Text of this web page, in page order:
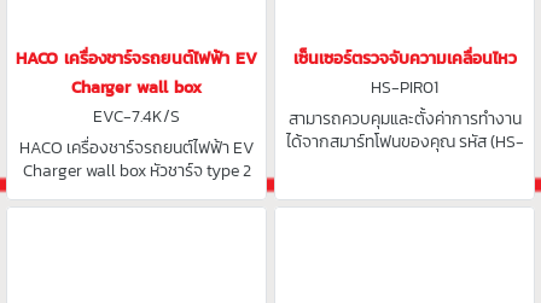
HACO เครื่องชาร์จรถยนต์ไฟฟ้า EV
Charger wall box
EVC-7.4K/S
HACO เครื่องชาร์จรถยนต์ไฟฟ้า EV
Charger wall box หัวชาร์จ type 2
7.4 kW รุ่น EVC-7.4K/S , 11 kW รุ่น
EVC-11K/S
เซ็นเซอร์ตรวจจับความเคลื่อนไหว
HS-PIR01
สามารถควบคุมและตั้งค่าการทำงาน
ได้จากสมาร์ทโฟนของคุณ รหัส (HS-